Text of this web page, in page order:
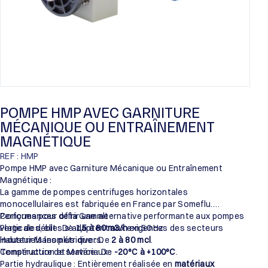
POMPE HMP AVEC GARNITURE
MÉCANIQUE OU ENTRAÎNEMENT
MAGNÉTIQUE
REF : HMP
Pompe HMP avec Garniture Mécanique ou Entraînement
Magnétique :
La gamme de pompes centrifuges horizontales
monocellulaires est fabriquée en France par Someflu.
Conçues pour offrir une alternative performante aux pompes
verticales, elles s’adaptent aux exigences des secteurs
industriels les plus divers.
Performances de la Gamme :
Plage de débit : De1,5 à 80 m3/hen 50 Hz.
Hauteur Manométrique : De 2 à 80 mcl.
Température de service : De -20°C à +100°C.
Construction et Matériaux :
Partie hydraulique : Entièrement réalisée en matériaux